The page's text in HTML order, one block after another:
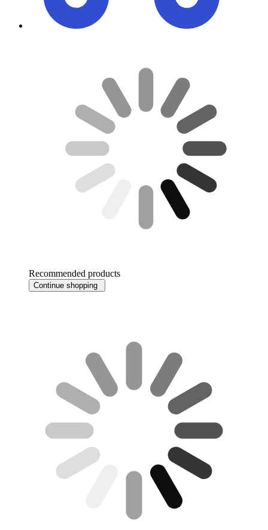
Recommended products
Continue shopping